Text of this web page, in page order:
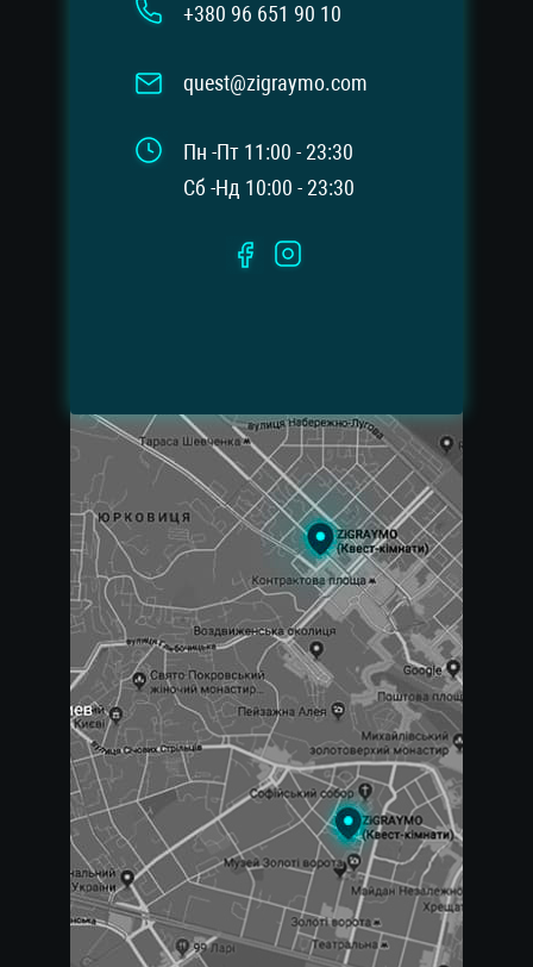
+380 96 651 90 10
quest@zigraymo.com
Пн -Пт 11:00 - 23:30
Сб -Нд 10:00 - 23:30